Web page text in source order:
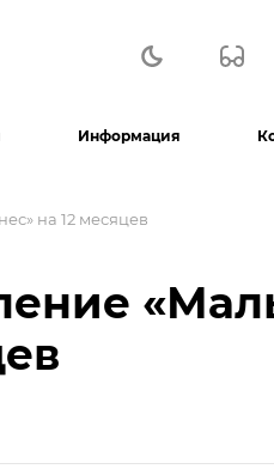
Информация
на 12 месяцев